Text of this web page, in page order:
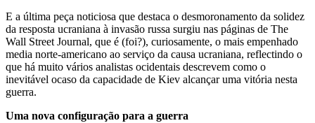
E a última peça noticiosa que destaca o desmoronamento da solidez
da resposta ucraniana à invasão russa surgiu nas páginas de The
Wall Street Journal, que é (foi?), curiosamente, o mais empenhado
media norte-americano ao serviço da causa ucraniana, reflectindo o
que há muito vários analistas ocidentais descrevem como o
inevitável ocaso da capacidade de Kiev alcançar uma vitória nesta
guerra.
Uma nova configuração para a guerra